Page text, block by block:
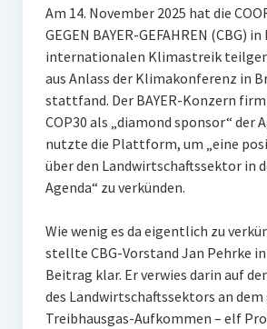
Am 14. November 2025 hat die
GEGEN BAYER-GEFAHREN (CBG)
internationalen Klimastreik
aus Anlass der Klimakonferenz in
stattfand. Der BAYER-Konzern
COP30 als „diamond sponsor“ der
nutzte die Plattform, um „eine
über den Landwirtschaftssektor in
Agenda“ zu verkünden.
Wie wenig es da eigentlich zu
stellte CBG-Vorstand Jan Pehrke
Beitrag klar. Er verwies darin auf
des Landwirtschaftssektors an
Treibhausgas-Aufkommen – elf